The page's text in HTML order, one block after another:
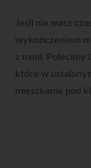
Jeśli nie masz
wykończeniem
z nami. Polecimy
które w
mieszkanie pod